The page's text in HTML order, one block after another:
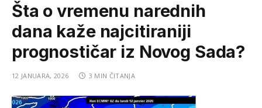
Šta o vremenu narednih
dana kaže najcitiraniji
prognostičar iz Novog Sada?
12 JANUARA, 2026 3 MIN ČITANJA